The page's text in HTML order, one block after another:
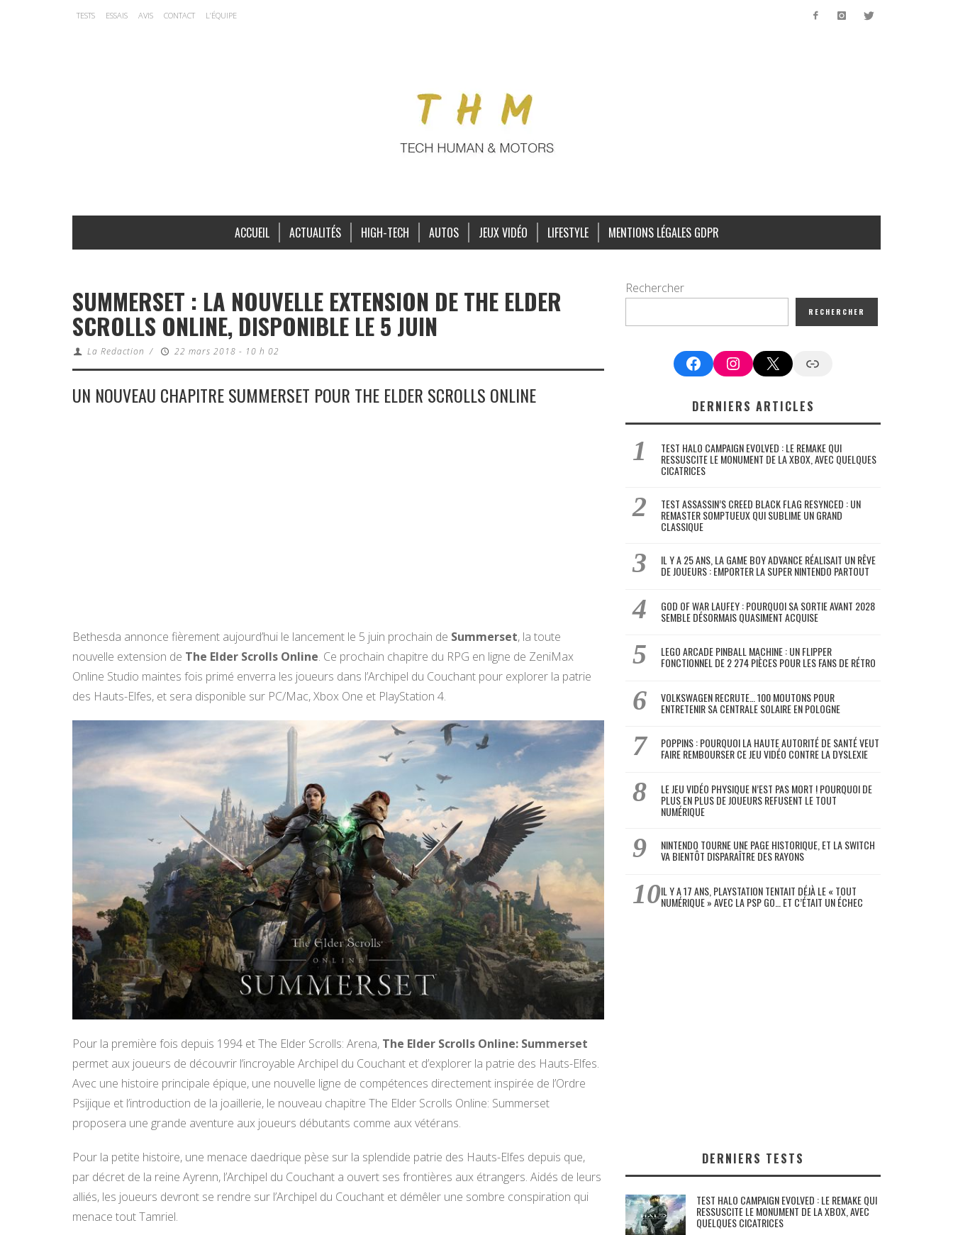
TESTS ESSAIS AVIS CONTACT L’ÉQUIPE
ACCUEIL ACTUALITÉS HIGH-TECH AUTOS JEUX VIDÉO LIFESTYLE MENTIONS LÉGALES GDPR
SUMMERSET : LA NOUVELLE EXTENSION DE THE ELDER
SCROLLS ONLINE, DISPONIBLE LE 5 JUIN
La Redaction / 22 mars 2018 - 10 h 02
UN NOUVEAU CHAPITRE SUMMERSET POUR THE ELDER SCROLLS ONLINE
Bethesda annonce fièrement aujourd’hui le lancement le 5 juin prochain de Summerset, la toute
nouvelle extension de The Elder Scrolls Online. Ce prochain chapitre du RPG en ligne de ZeniMax
Online Studio maintes fois primé enverra les joueurs dans l’Archipel du Couchant pour explorer la patrie
des Hauts-Elfes, et sera disponible sur PC/Mac, Xbox One et PlayStation 4.
Pour la première fois depuis 1994 et The Elder Scrolls: Arena, The Elder Scrolls Online: Summerset
permet aux joueurs de découvrir l’incroyable Archipel du Couchant et d’explorer la patrie des Hauts-Elfes.
Avec une histoire principale épique, une nouvelle ligne de compétences directement inspirée de l’Ordre
Psijique et l’introduction de la joaillerie, le nouveau chapitre The Elder Scrolls Online: Summerset
proposera une grande aventure aux joueurs débutants comme aux vétérans.
Pour la petite histoire, une menace daedrique pèse sur la splendide patrie des Hauts-Elfes depuis que,
par décret de la reine Ayrenn, l’Archipel du Couchant a ouvert ses frontières aux étrangers. Aidés de leurs
alliés, les joueurs devront se rendre sur l’Archipel du Couchant et démêler une sombre conspiration qui
menace tout Tamriel.
Rechercher
RECHERCHER
FacebookInstagram
X Google News
DERNIERS ARTICLES
TEST HALO CAMPAIGN EVOLVED : LE REMAKE QUI
RESSUSCITE LE MONUMENT DE LA XBOX, AVEC QUELQUES
CICATRICES
TEST ASSASSIN’S CREED BLACK FLAG RESYNCED : UN
REMASTER SOMPTUEUX QUI SUBLIME UN GRAND
CLASSIQUE
IL Y A 25 ANS, LA GAME BOY ADVANCE RÉALISAIT UN RÊVE
DE JOUEURS : EMPORTER LA SUPER NINTENDO PARTOUT
GOD OF WAR LAUFEY : POURQUOI SA SORTIE AVANT 2028
SEMBLE DÉSORMAIS QUASIMENT ACQUISE
LEGO ARCADE PINBALL MACHINE : UN FLIPPER
FONCTIONNEL DE 2 274 PIÈCES POUR LES FANS DE RÉTRO
VOLKSWAGEN RECRUTE… 100 MOUTONS POUR
ENTRETENIR SA CENTRALE SOLAIRE EN POLOGNE
POPPINS : POURQUOI LA HAUTE AUTORITÉ DE SANTÉ VEUT
FAIRE REMBOURSER CE JEU VIDÉO CONTRE LA DYSLEXIE
LE JEU VIDÉO PHYSIQUE N’EST PAS MORT ! POURQUOI DE
PLUS EN PLUS DE JOUEURS REFUSENT LE TOUT
NUMÉRIQUE
NINTENDO TOURNE UNE PAGE HISTORIQUE, ET LA SWITCH
VA BIENTÔT DISPARAÎTRE DES RAYONS
IL Y A 17 ANS, PLAYSTATION TENTAIT DÉJÀ LE « TOUT
NUMÉRIQUE » AVEC LA PSP GO… ET C’ÉTAIT UN ÉCHEC
DERNIERS TESTS
TEST HALO CAMPAIGN EVOLVED : LE REMAKE QUI
RESSUSCITE LE MONUMENT DE LA XBOX, AVEC
QUELQUES CICATRICES